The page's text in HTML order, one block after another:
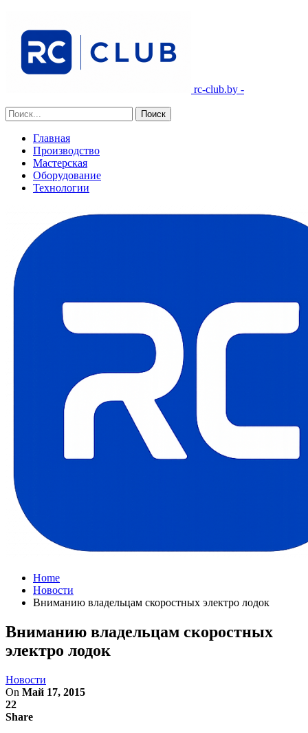
rc-club.by -
Главная
Производство
Мастерская
Оборудование
Технологии
Home
Новости
Вниманию владельцам скоростных электро лодок
Вниманию владельцам скоростных
электро лодок
Новости
On Май 17, 2015
22
Share